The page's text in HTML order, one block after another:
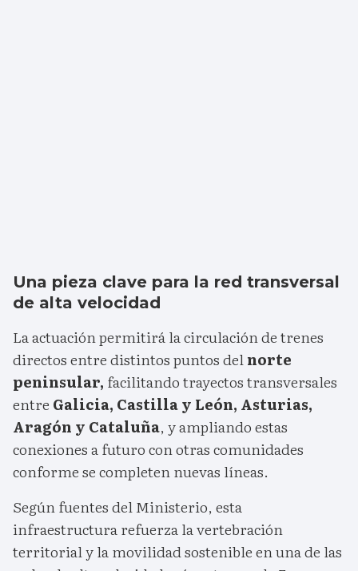
Una pieza clave para la red transversal
de alta velocidad
La actuación permitirá la circulación de trenes
directos entre distintos puntos delnorte
peninsular, facilitando trayectos transversales
entre Galicia, Castilla y León, Asturias,
Aragón y Cataluña, y ampliando estas
conexiones a futuro con otras comunidades
conforme se completen nuevas líneas.
Según fuentes del Ministerio, esta
infraestructura refuerza la vertebración
territorial y la movilidad sostenible en una de las